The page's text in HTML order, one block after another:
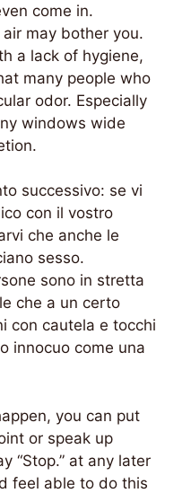
come in.
may bother you.
a lack of hygiene,
many people who
odor. Especially
windows wide
successivo: se vi
con il vostro
che anche le
sesso.
sono in stretta
che a un certo
con cautela e tocchi
innocuo come una
you can put
or speak up
“Stop.” at any later
feel able to do this